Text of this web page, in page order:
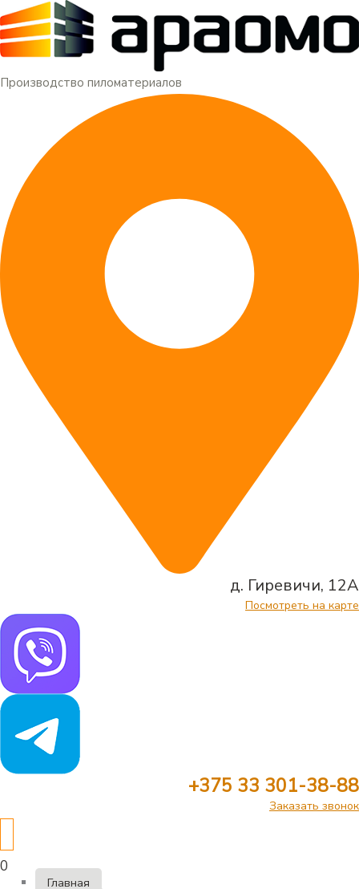
Производство пиломатериалов
д. Гиревичи, 12А
Посмотреть на карте
+375 33 301-38-88
Заказать звонок
0
Меню
Главная
Перейти
к
содержимому